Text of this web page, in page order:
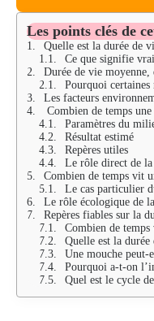
Les points clés de
Quelle est la durée de vie
Ce que signifie vraiment
Durée de vie moyenne,
Pourquoi certaines
Les facteurs environnementaux
Combien de temps une mouche
Paramètres du
Résultat estimé
Repères utiles
Le rôle direct de la
Combien de temps vit une
Le cas particulier du
Le rôle écologique de la
Repères fiables sur la
Combien de temps vit
Quelle est la durée de vie
Une mouche peut-elle
Pourquoi a-t-on l’impression que les
Quel est le cycle